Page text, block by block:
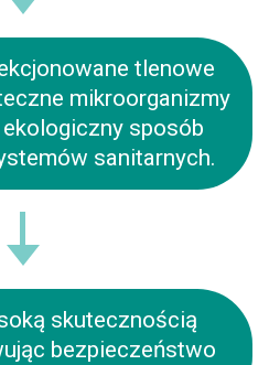
tlenowe
mikroorganizmy
sposób
sanitarnych.
skutecznością
bezpieczeństwo